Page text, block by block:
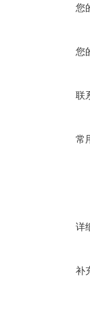
您
您
联
常
详
补